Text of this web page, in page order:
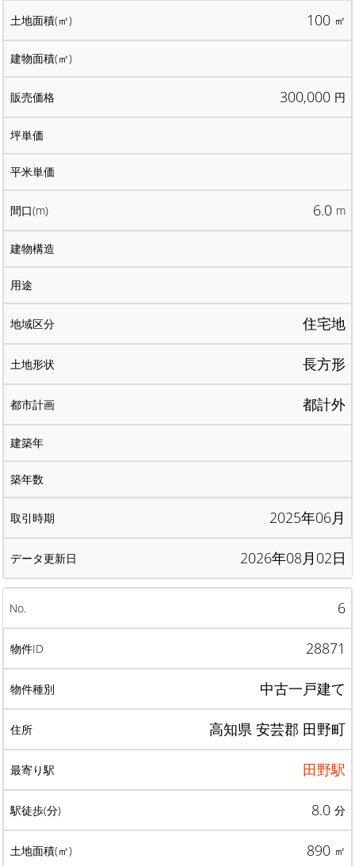
100 ㎡
300,000 円
6.0 m
住宅地
長方形
都計外
2025年06月
2026年08月02日
6
28871
中古一戸建て
高知県 安芸郡 田野町
田野駅
8.0 分
890 ㎡